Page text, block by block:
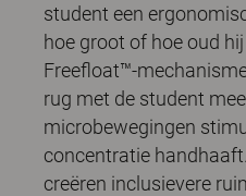
student een
hoe groot of hoe oud
Freefloat™-
rug met de student
microbewegingen
concentratie
creëren inclusievere